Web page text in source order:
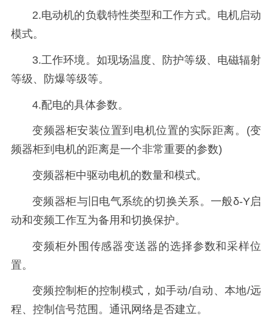
2.电动机的负载特性类型和工作方式。电机启动
模式。
3.工作环境。如现场温度、防护等级、电磁辐射
等级、防爆等级等。
4.配电的具体参数。
变频器柜安装位置到电机位置的实际距离。(变
频器柜到电机的距离是一个非常重要的参数)
变频器柜中驱动电机的数量和模式。
变频器柜与旧电气系统的切换关系。一般δ-Y启
动和变频工作互为备用和切换保护。
变频柜外围传感器变送器的选择参数和采样位
置。
变频控制柜的控制模式，如手动/自动、本地/远
程、控制信号范围。通讯网络是否建立。